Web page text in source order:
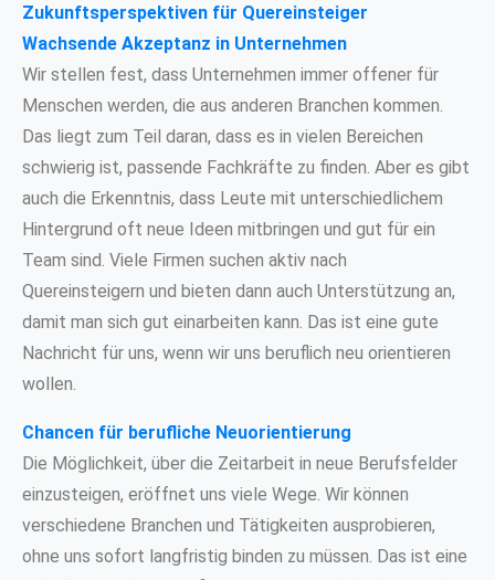
Zukunftsperspektiven für Quereinsteiger
Wachsende Akzeptanz in Unternehmen
Wir stellen fest, dass Unternehmen immer offener für
Menschen werden, die aus anderen Branchen kommen.
Das liegt zum Teil daran, dass es in vielen Bereichen
schwierig ist, passende Fachkräfte zu finden. Aber es gibt
auch die Erkenntnis, dass Leute mit unterschiedlichem
Hintergrund oft neue Ideen mitbringen und gut für ein
Team sind. Viele Firmen suchen aktiv nach
Quereinsteigern und bieten dann auch Unterstützung an,
damit man sich gut einarbeiten kann. Das ist eine gute
Nachricht für uns, wenn wir uns beruflich neu orientieren
wollen.
Chancen für berufliche Neuorientierung
Die Möglichkeit, über die Zeitarbeit in neue Berufsfelder
einzusteigen, eröffnet uns viele Wege. Wir können
verschiedene Branchen und Tätigkeiten ausprobieren,
ohne uns sofort langfristig binden zu müssen. Das ist eine